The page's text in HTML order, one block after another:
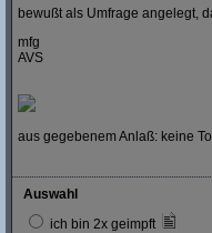
bewußt als Umfrage angelegt,
mfg
AVS
aus gegebenem Anlaß: keine
Auswahl
ich bin 2x geimpft